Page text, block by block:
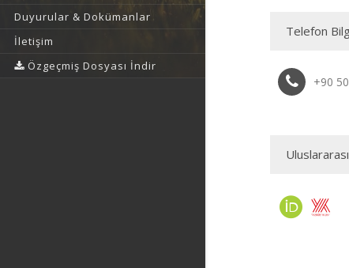
Duyurular & Dokümanlar
İletişim
Özgeçmiş Dosyası İndir
Telefon
+90